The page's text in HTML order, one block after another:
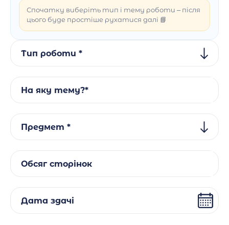
Спочатку виберіть тип і тему роботи – після
цього буде простіше рухатися далі 📘
Тип роботи *
На яку тему?*
Предмет *
Обсяг сторінок
Дата здачі